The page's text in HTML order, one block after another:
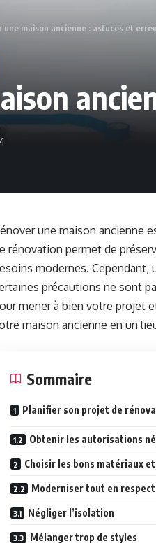
une maison ancienne : astuces et
une maison ancienne
rénovation permet de
modernes. Cependant,
précautions ne sont
mener à bien votre projet
maison ancienne en un
Sommaire
Planifier son projet de
Obtenir les autorisations
Choisir les bons matériaux
Moderniser tout en
Négliger l’isolation
Mélanger trop de styles